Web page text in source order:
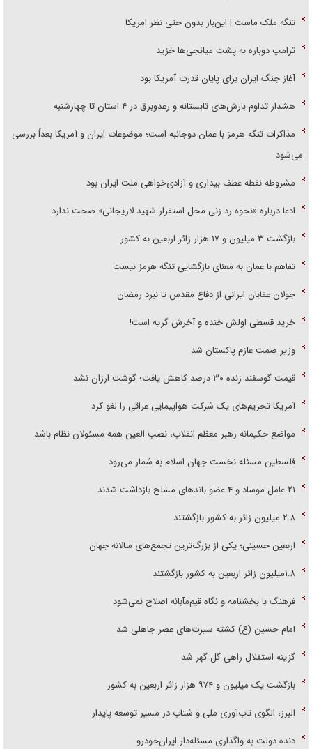
تنگه ملک ماست | این‌بار بدون حتی نظر امریکا
ترامپ دوباره به پشت میانجی‌ها خزید
آغاز جنگ ایران برای پایان قدرت آمریکا بود
هشدار تداوم بارش‌های تابستانه و رعدوبرق در ۴ استان تا چهارشنبه
مذاکرات تنگه هرمز با عمان دوجانبه است؛ موضوعات ایران و آمریکا بعداً بررسی
می‌شود
مشروطه نقطه عطف بیداری و آزادی‌خواهی ملت ایران بود
ادعا درباره «نحوه رد زنی محل استقرار شهید لاریجانی» صحت ندارد
بازگشت ۳ میلیون و ۱۷ هزار زائر اربعین به کشور
تفاهم با عمان به معنای بازگشایی تنگه هرمز نیست
جولان عقابان ایرانی از دفاع مقدس تا نبرد رمضان
خرید قسطی اولش خنده و آخرش گریه است!
وزیر صمت عازم پاکستان شد
قیمت گوسفند زنده ۳۰ درصد کاهش یافت؛ گوشت ارزان نشد
آمریکا تحریم‌های یک شرکت هواپیمایی عراقی را لغو کرد
مواضع حکیمانه رهبر معظم انقلاب، نصب العین همه مسئولان نظام باشد
فلسطین مسئله نخست جهان اسلام به شمار می‌رود
۲۱ عامل موساد و ۴ عضو باند‌های مسلح بازداشت شدند
۲.۸ میلیون زائر به کشور بازگشتند
اربعین حسینی؛ یکی از بزرگ‌ترین تجمع‌های سالانه جهان
۱.۸میلیون زائر اربعین به کشور بازگشتند
فرهنگ با بخشنامه و نگاه قیم‌مآبانه اصلاح نمی‌شود
امام حسین (ع) کشته سیرت‌های عصر جاهلی شد
گزینه استقلال راهی گل گهر شد
بازگشت یک میلیون و ۹۷۴ هزار زائر اربعین به کشور
البرز، الگوی تاب‌آوری ملی و شتاب در مسیر توسعه پایدار
دنده دولت به واگذاری مسئله‌دار ایران‌خودرو